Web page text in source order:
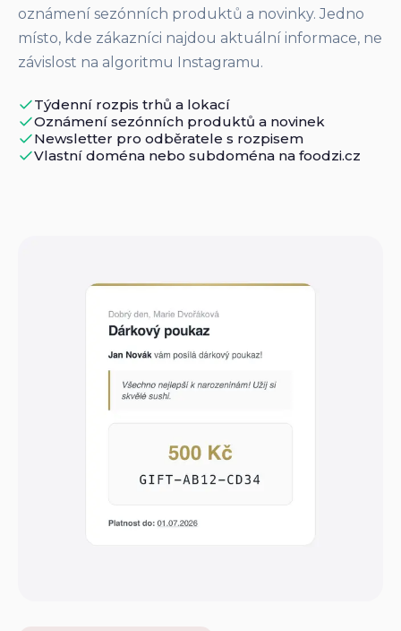
oznámení sezónních produktů a novinky. Jedno
místo, kde zákazníci najdou aktuální informace, ne
závislost na algoritmu Instagramu.
Týdenní rozpis trhů a lokací
Oznámení sezónních produktů a novinek
Newsletter pro odběratele s rozpisem
Vlastní doména nebo subdoména na foodzi.cz